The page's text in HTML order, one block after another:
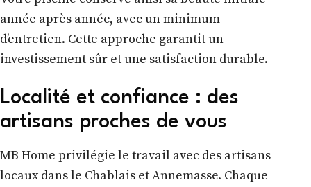
année après année, avec un minimum
d’entretien. Cette approche garantit un
investissement sûr et une satisfaction durable.
Localité et confiance : des
artisans proches de vous
MB Home privilégie le travail avec des artisans
locaux dans le Chablais et Annemasse. Chaque